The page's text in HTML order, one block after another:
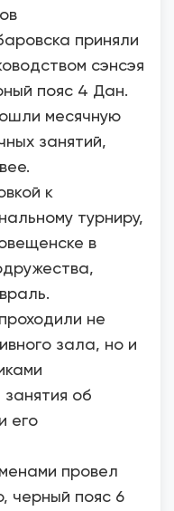
приняли
сэнсэя
пояс 4 Дан.
месячную
занятий,
к
турниру,
в
не
зала, но и
об
его
провел
черный пояс 6